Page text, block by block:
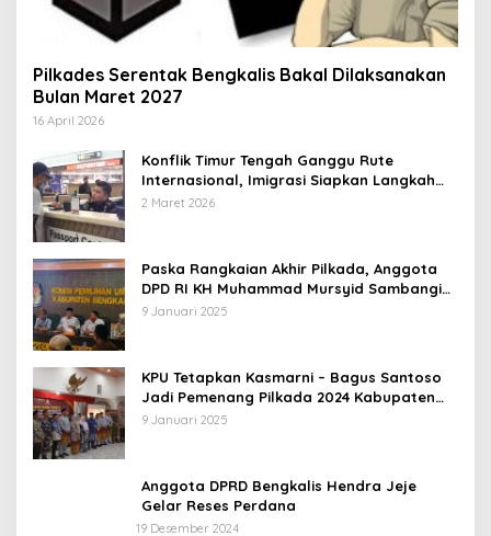
Pilkades Serentak Bengkalis Bakal Dilaksanakan
Bulan Maret 2027
16 April 2026
Konflik Timur Tengah Ganggu Rute
Internasional, Imigrasi Siapkan Langkah
Antisipatif
2 Maret 2026
Paska Rangkaian Akhir Pilkada, Anggota
DPD RI KH Muhammad Mursyid Sambangi
KPU Bengkalis
9 Januari 2025
KPU Tetapkan Kasmarni – Bagus Santoso
Jadi Pemenang Pilkada 2024 Kabupaten
Bengkalis
9 Januari 2025
Anggota DPRD Bengkalis Hendra Jeje
Gelar Reses Perdana
19 Desember 2024